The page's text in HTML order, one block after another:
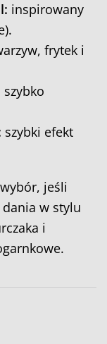
inspirowany
frytek i
szybki efekt
jeśli
w stylu
i